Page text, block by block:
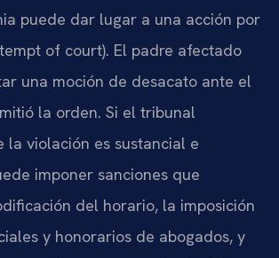
puede dar lugar a una acción por
of court). El padre afectado
una moción de desacato ante el
la orden. Si el tribunal
la violación es sustancial e
imponer sanciones que
del horario, la imposición
y honorarios de abogados, y